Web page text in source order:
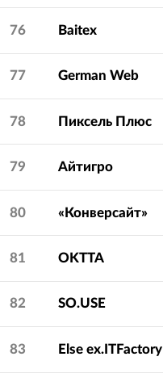
76 Baitex
77 German Web
78 Пиксель Плюс
79 Айтигро
80 «Конверсайт»
81 OKTTA
82 SO.USE
83 Else ex.ITFactory